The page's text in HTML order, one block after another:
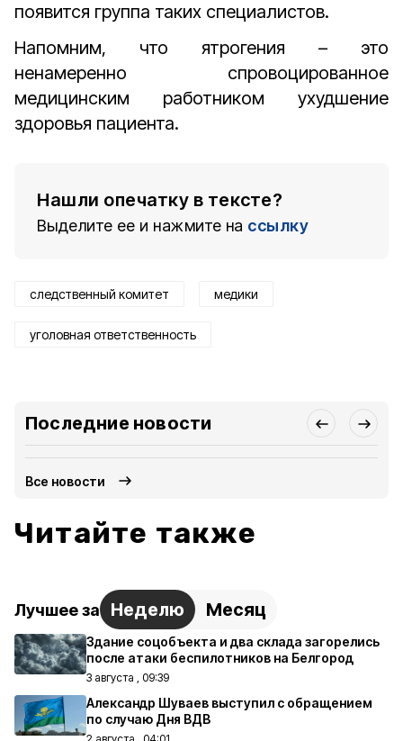
появится группа таких специалистов.
Напомним, что ятрогения – это
ненамеренно спровоцированное
медицинским работником ухудшение
здоровья пациента.
Нашли опечатку в тексте?
Выделите ее и нажмите на ссылку
следственный комитет медики
уголовная ответственность
Последние новости
Все новости
Читайте также
Лучшее за Неделю Месяц
Здание соцобъекта и два склада загорелись
после атаки беспилотников на Белгород
3 августа , 09:39
Александр Шуваев выступил с обращением
по случаю Дня ВДВ